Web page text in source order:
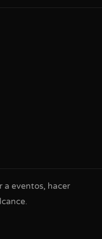
a eventos, hacer